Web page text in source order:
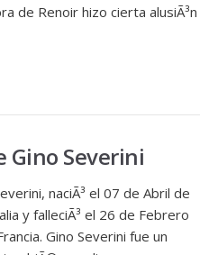
de Renoir hizo cierta alusiÃ³n
Gino Severini
naciÃ³ el 07 de Abril de
y falleciÃ³ el 26 de Febrero
Gino Severini fue un